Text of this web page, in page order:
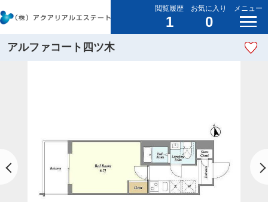
閲覧履歴
1
お気に入り
0
メニュー
アルファコート四ツ木